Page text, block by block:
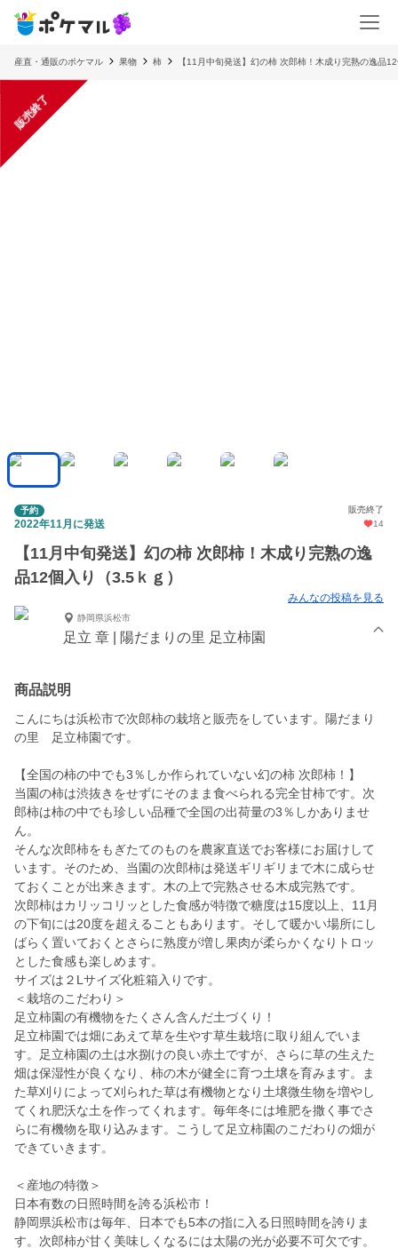
産直・通販のポケマル 果物 柿 【11月中旬発送】幻の柿 次郎柿！木成り完熟の逸品
販売終了
予約 販売終了
2022年11月に発送 14
【11月中旬発送】幻の柿 次郎柿！木成り完熟の逸
品12個入り（3.5ｋｇ）
みんなの投稿を見る
静岡県浜松市
足立 章 | 陽だまりの里 足立柿園
商品説明
こんにちは浜松市で次郎柿の栽培と販売をしています。陽だまり
の里 足立柿園です。
【全国の柿の中でも3％しか作られていない幻の柿 次郎柿！】
当園の柿は渋抜きをせずにそのまま食べられる完全甘柿です。次
郎柿は柿の中でも珍しい品種で全国の出荷量の3％しかありませ
ん。
そんな次郎柿をもぎたてのものを農家直送でお客様にお届けして
います。そのため、当園の次郎柿は発送ギリギリまで木に成らせ
ておくことが出来きます。木の上で完熟させる木成完熟です。
次郎柿はカリッコリッとした食感が特徴で糖度は15度以上、11月
の下旬には20度を超えることもあります。そして暖かい場所にし
ばらく置いておくとさらに熟度が増し果肉が柔らかくなりトロッ
とした食感も楽しめます。
サイズは２Lサイズ化粧箱入りです。
＜栽培のこだわり＞
足立柿園の有機物をたくさん含んだ土づくり！
足立柿園では畑にあえて草を生やす草生栽培に取り組んでいま
す。足立柿園の土は水捌けの良い赤土ですが、さらに草の生えた
畑は保湿性が良くなり、柿の木が健全に育つ土壌を育みます。ま
た草刈りによって刈られた草は有機物となり土壌微生物を増やし
てくれ肥沃な土を作ってくれます。毎年冬には堆肥を撒く事でさ
らに有機物を取り込みます。こうして足立柿園のこだわりの畑が
できていきます。
＜産地の特徴＞
日本有数の日照時間を誇る浜松市！
静岡県浜松市は毎年、日本でも5本の指に入る日照時間を誇りま
す。次郎柿が甘く美味しくなるには太陽の光が必要不可欠です。